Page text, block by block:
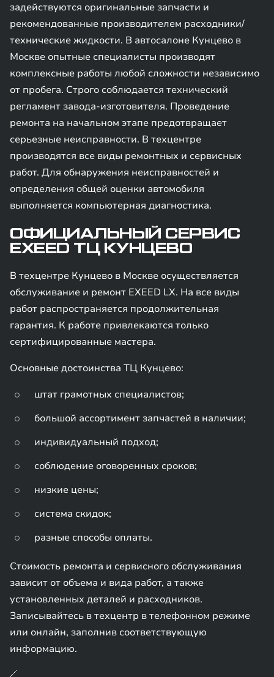
задействуются оригинальные запчасти и
рекомендованные производителем расходники/
технические жидкости. В автосалоне Кунцево в
Москве опытные специалисты производят
комплексные работы любой сложности независимо
от пробега. Строго соблюдается технический
регламент завода-изготовителя. Проведение
ремонта на начальном этапе предотвращает
серьезные неисправности. В техцентре
производятся все виды ремонтных и сервисных
работ. Для обнаружения неисправностей и
определения общей оценки автомобиля
выполняется компьютерная диагностика.
ОФИЦИАЛЬНЫЙ СЕРВИС
EXEED ТЦ КУНЦЕВО
В техцентре Кунцево в Москве осуществляется
обслуживание и ремонт EXEED LX. На все виды
работ распространяется продолжительная
гарантия. К работе привлекаются только
сертифицированные мастера.
Основные достоинства ТЦ Кунцево:
штат грамотных специалистов;
большой ассортимент запчастей в наличии;
индивидуальный подход;
соблюдение оговоренных сроков;
низкие цены;
система скидок;
разные способы оплаты.
Стоимость ремонта и сервисного обслуживания
зависит от объема и вида работ, а также
установленных деталей и расходников.
Записывайтесь в техцентр в телефонном режиме
или онлайн, заполнив соответствующую
информацию.